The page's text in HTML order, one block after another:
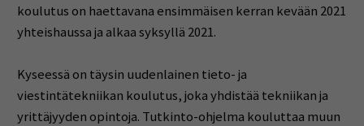
koulutus on haettavana ensimmäisen kerran kevään 2021
yhteishaussa ja alkaa syksyllä 2021.
Kyseessä on täysin uudenlainen tieto- ja
viestintätekniikan koulutus, joka yhdistää tekniikan ja
yrittäjyyden opintoja. Tutkinto-ohjelma kouluttaa muun